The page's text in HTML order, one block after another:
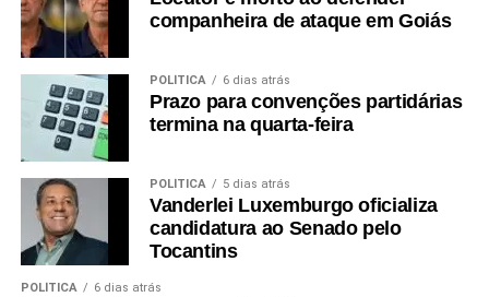
companheira de ataque em Goiás
POLÍTICA 6 dias atrás
Prazo para convenções partidárias
termina na quarta-feira
POLÍTICA 5 dias atrás
Vanderlei Luxemburgo oficializa
candidatura ao Senado pelo
Tocantins
POLÍTICA 6 dias atrás